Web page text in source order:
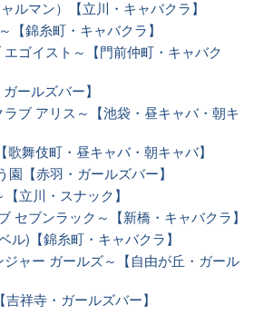
ルマン）【立川・キャバクラ】
【錦糸町・キャバクラ】
ゴイスト～【門前仲町・キャバク
ールズバー】
ラブ アリス～【池袋・昼キャバ・朝キ
歌舞伎町・昼キャバ・朝キャバ】
園【赤羽・ガールズバー】
立川・スナック】
セブンラック～【新橋・キャバクラ】
ル)【錦糸町・キャバクラ】
ジャー ガールズ～【自由が丘・ガール
祥寺・ガールズバー】